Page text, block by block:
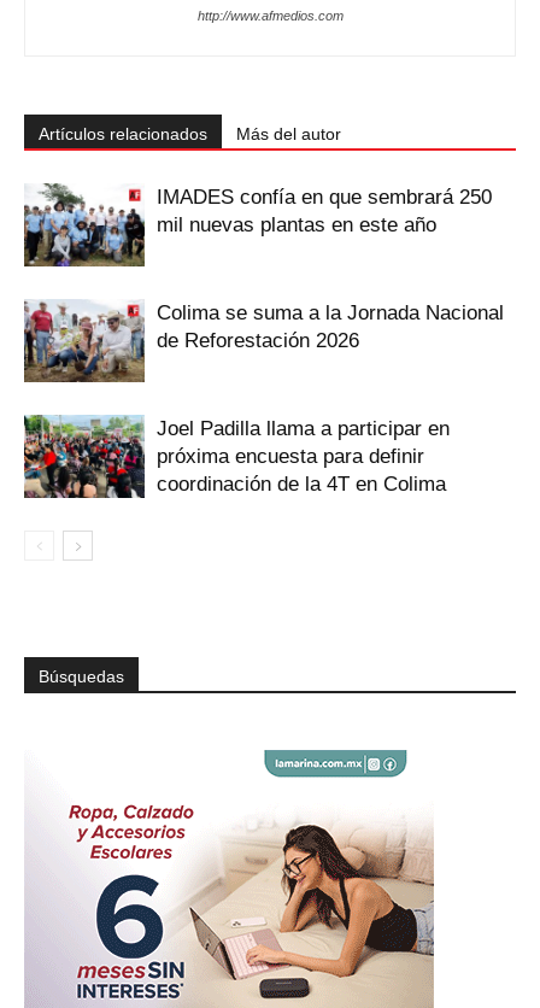
http://www.afmedios.com
Artículos relacionados Más del autor
IMADES confía en que sembrará 250
mil nuevas plantas en este año
Colima se suma a la Jornada Nacional
de Reforestación 2026
Joel Padilla llama a participar en
próxima encuesta para definir
coordinación de la 4T en Colima
Búsquedas